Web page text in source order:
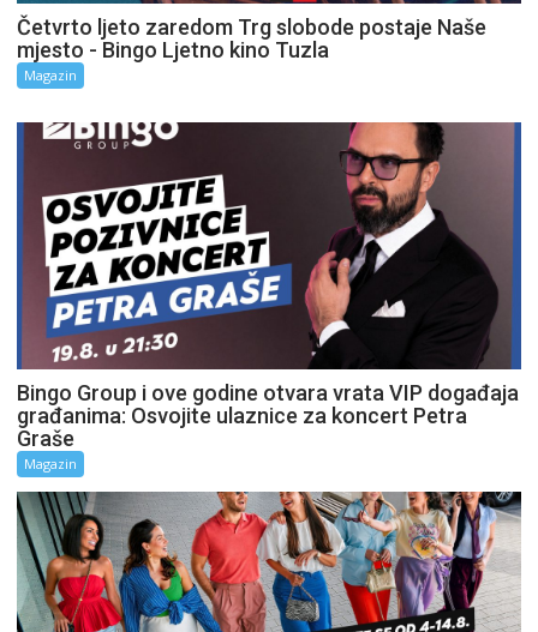
Četvrto ljeto zaredom Trg slobode postaje Naše
mjesto - Bingo Ljetno kino Tuzla
Magazin
Bingo Group i ove godine otvara vrata VIP događaja
građanima: Osvojite ulaznice za koncert Petra
Graše
Magazin